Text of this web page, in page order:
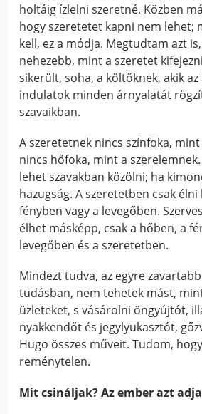
holtáig ízlelni szeretné. Közben
hogy szeretetet kapni nem lehet;
kell, ez a módja. Megtudtam azt
nehezebb, mint a szeretet
sikerült, soha, a költőknek, akik az
indulatok minden árnyalatát
szavaikban.
A szeretetnek nincs színfoka,
nincs hőfoka, mint a
lehet szavakban közölni; ha
hazugság. A szeretetben csak
fényben vagy a levegőben.
élhet másképp, csak a hőben, a
levegőben és a szeretetben.
Mindezt tudva, az egyre
tudásban, nem tehetek mást,
üzleteket, s vásárolni öngyújtót,
nyakkendőt és jegylyukasztót,
Hugo összes műveit. Tudom,
reménytelen.
Mit csináljak? Az ember azt